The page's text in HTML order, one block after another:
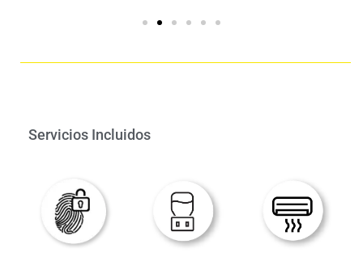
Servicios Incluidos